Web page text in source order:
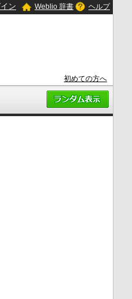
ン Weblio 辞書 ヘルプ
初めての方へ